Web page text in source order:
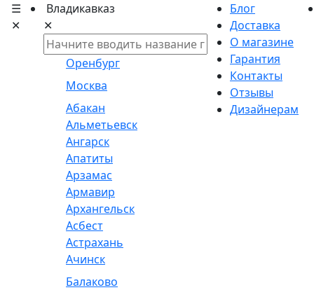
☰
✕
Владикавказ
✕
Оренбург
Москва
Абакан
Альметьевск
Ангарск
Апатиты
Арзамас
Армавир
Архангельск
Асбест
Астрахань
Ачинск
Балаково
Блог
Доставка
О магазине
Гарантия
Контакты
Отзывы
Дизайнерам